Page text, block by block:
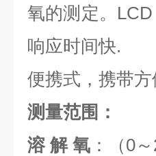
氧的测定。 LCD
响应时间快.
便携式，携带方
测量范围：
溶 解 氧 ：（0